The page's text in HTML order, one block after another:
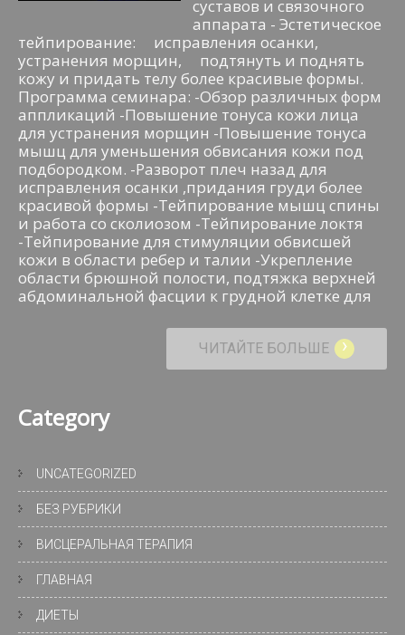
суставов и связочного
аппарата - Эстетическое
тейпирование: исправления осанки,
устранения морщин, подтянуть и поднять
кожу и придать телу более красивые формы.
Программа семинара: -Обзор различных форм
аппликаций -Повышение тонуса кожи лица
для устранения морщин -Повышение тонуса
мышц для уменьшения обвисания кожи под
подбородком. -Разворот плеч назад для
исправления осанки ,придания груди более
красивой формы -Тейпирование мышц спины
и работа со сколиозом -Тейпирование локтя
-Тейпирование для стимуляции обвисшей
кожи в области ребер и талии -Укрепление
области брюшной полости, подтяжка верхней
абдоминальной фасции к грудной клетке для
ЧИТАЙТЕ БОЛЬШЕ ›
Category
UNCATEGORIZED
БЕЗ РУБРИКИ
ВИСЦЕРАЛЬНАЯ ТЕРАПИЯ
ГЛАВНАЯ
ДИЕТЫ